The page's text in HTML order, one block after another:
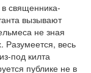
священника-
вызывают
не зная
Разумеется, весь
под килта
публике не в